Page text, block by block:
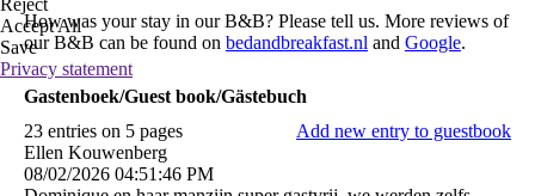
How was your stay in our B&B? Please tell us. More reviews of
our B&B can be found on bedandbreakfast.nl and Google.
Gastenboek/Guest book/Gästebuch
23 entries on 5 pages
Add new entry to guestbook
Ellen Kouwenberg
08/02/2026 04:51:46 PM
Reject
Accept All
Save
Privacy statement